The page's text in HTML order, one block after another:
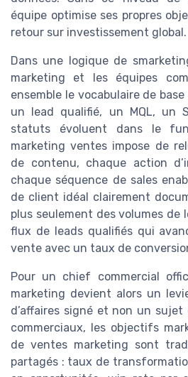
équipe optimise ses propres
retour sur investissement global.
Dans une logique de
marketing et les équipes
ensemble le vocabulaire de base
un lead qualifié, un MQL, un
statuts évoluent dans le
marketing ventes impose de
de contenu, chaque action
chaque séquence de sales
de client idéal clairement
plus seulement des volumes de
flux de leads qualifiés qui
vente avec un taux de
Pour un chief commercial
marketing devient alors un
d’affaires signé et non un sujet
commerciaux, les objectifs
de ventes marketing sont
partagés : taux de